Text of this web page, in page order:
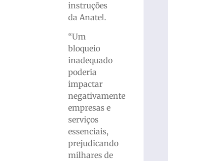
instruções
da Anatel.
“Um
bloqueio
inadequado
poderia
impactar
negativamente
empresas e
serviços
essenciais,
prejudicando
milhares de